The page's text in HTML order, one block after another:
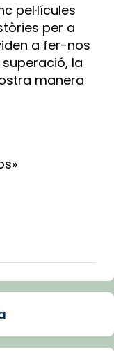
pel·lícules
per a
a fer-nos
la
manera
Fa gairebé
la